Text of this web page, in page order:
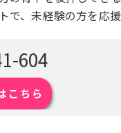
、未経験の方を応援
604
こちら